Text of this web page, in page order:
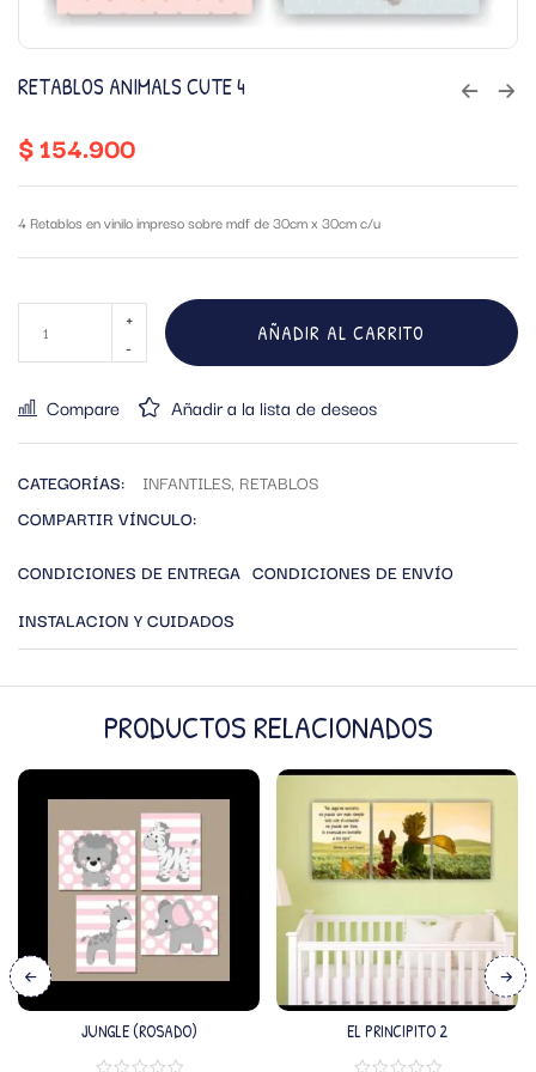
RETABLOS ANIMALS CUTE 4
$154.900
4 Retablos en vinilo impreso sobre mdf de 30cm x 30cm c/u
AÑADIR AL CARRITO
Compare Añadir a la lista de deseos
CATEGORÍAS: INFANTILES, RETABLOS
COMPARTIR VÍNCULO:
CONDICIONES DE ENTREGA CONDICIONES DE ENVÍO
INSTALACION Y CUIDADOS
PRODUCTOS RELACIONADOS
JUNGLE (ROSADO) EL PRINCIPITO 2